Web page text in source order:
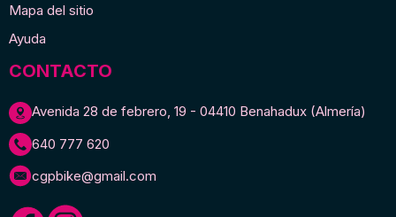
Mapa del sitio
Ayuda
CONTACTO
Avenida 28 de febrero, 19 - 04410 Benahadux (Almería)
640 777 620
cgpbike@gmail.com